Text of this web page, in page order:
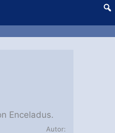
Enceladus.
Autor: